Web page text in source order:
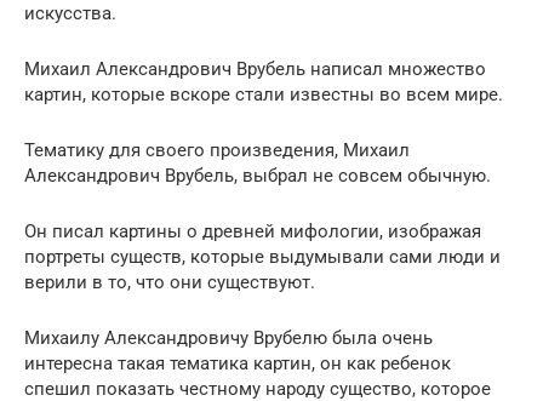
искусства.
Михаил Александрович Врубель написал множество
картин, которые вскоре стали известны во всем мире.
Тематику для своего произведения, Михаил
Александрович Врубель, выбрал не совсем обычную.
Он писал картины о древней мифологии, изображая
портреты существ, которые выдумывали сами люди и
верили в то, что они существуют.
Михаилу Александровичу Врубелю была очень
интересна такая тематика картин, он как ребенок
спешил показать честному народу существо, которое